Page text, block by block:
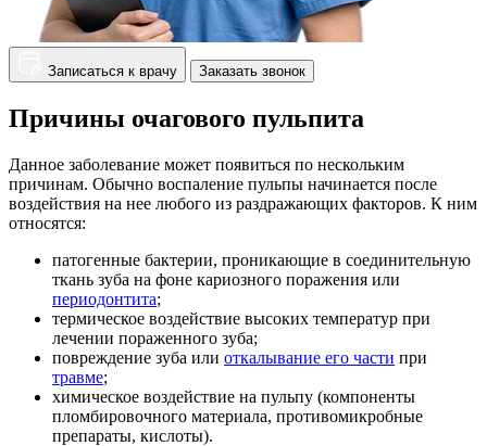
Записаться к врачу Заказать звонок
Причины очагового пульпита
Данное заболевание может появиться по нескольким
причинам. Обычно воспаление пульпы начинается после
воздействия на нее любого из раздражающих факторов. К ним
относятся:
патогенные бактерии, проникающие в соединительную
ткань зуба на фоне кариозного поражения или
периодонтита;
термическое воздействие высоких температур при
лечении пораженного зуба;
повреждение зуба или откалывание его части при
травме;
химическое воздействие на пульпу (компоненты
пломбировочного материала, противомикробные
препараты, кислоты).